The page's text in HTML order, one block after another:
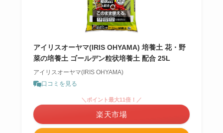
アイリスオーヤマ(IRIS OHYAMA) 培養土 花・野
菜の培養土 ゴールデン粒状培養土 配合 25L
アイリスオーヤマ(IRIS OHYAMA)
口コミを見る
＼ポイント最大11倍！／
楽天市場